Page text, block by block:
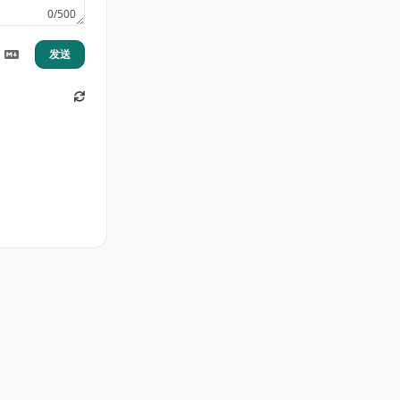
0/500
发送